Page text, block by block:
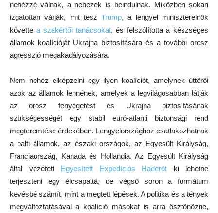
nehézzé válnak, a nehezek is beindulnak. Miközben sokan
izgatottan várják, mit teszTrump, a lengyel miniszterelnök
követte a szakértői tanácsokat, és felszólította a készséges
államok koalícióját Ukrajna biztosítására és a további orosz
agresszió megakadályozására.
Nem nehéz elképzelni egy ilyen koalíciót, amelynek úttörői
azok az államok lennének, amelyek a legvilágosabban látják
az orosz fenyegetést és Ukrajna biztosításának
szükségességét egy stabil euró-atlanti biztonsági rend
megteremtése érdekében. Lengyelországhoz csatlakozhatnak
a balti államok, az északi országok, az Egyesült Királyság,
Franciaország, Kanada és Hollandia. Az Egyesült Királyság
által vezetett Egyesített Expedíciós Haderőt ki lehetne
terjeszteni egy élcsapattá, de végső soron a formátum
kevésbé számít, mint a megtett lépések. A politika és a tények
megváltoztatásával a koalíció másokat is arra ösztönözne,